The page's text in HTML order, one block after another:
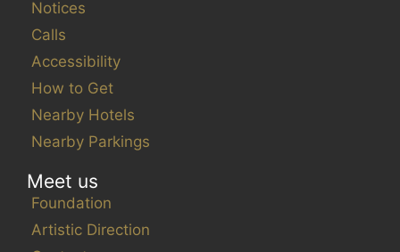
Notices
Calls
Accessibility
How to Get
Nearby Hotels
Nearby Parkings
Meet us
Foundation
Artistic Direction